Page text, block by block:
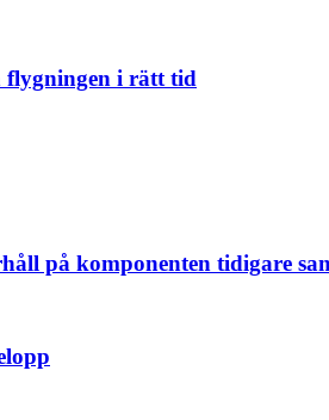
flygningen i rätt tid
på komponenten tidigare